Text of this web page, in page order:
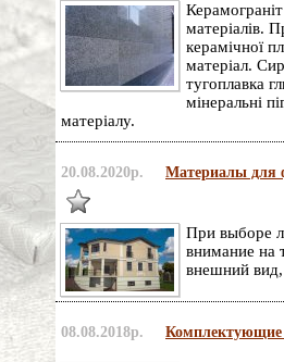
матеріалів.
керамічної
матеріал.
тугоплавка
мінеральні
матеріалу.
20.08.2020р. Материалы для
При выборе
внимание на
внешний вид,
08.08.2018р. Комплектующие